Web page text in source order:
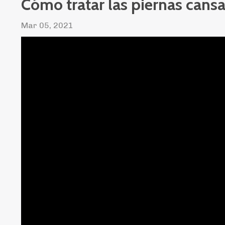
Cómo tratar las piernas
Mar 05, 2021